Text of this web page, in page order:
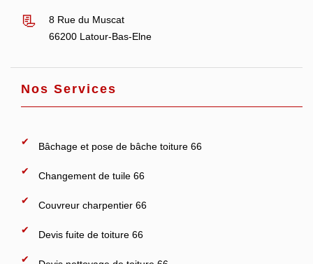
8 Rue du Muscat
66200 Latour-Bas-Elne
Nos Services
Bâchage et pose de bâche toiture 66
Changement de tuile 66
Couvreur charpentier 66
Devis fuite de toiture 66